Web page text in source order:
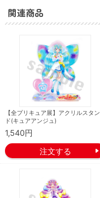
関連商品
【全プリキュア展】アクリルスタン
ド(キュアアンジュ)
1,540円